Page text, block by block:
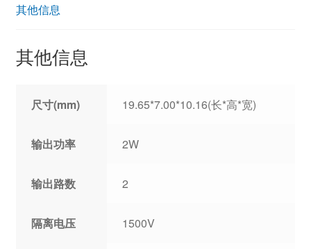
其他信息
其他信息
尺寸(mm) 19.65*7.00*10.16(长*高*宽)
输出功率 2W
输出路数 2
隔离电压 1500V